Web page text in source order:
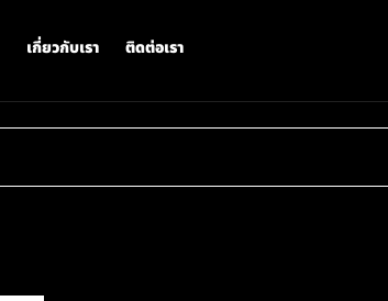
เกี่ยวกับเรา ติดต่อเรา